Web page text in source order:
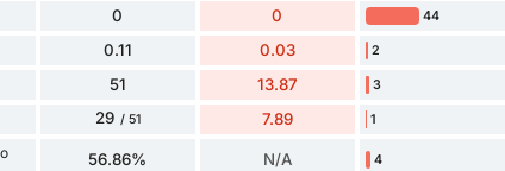
0 0 44
0.11 0.03 2
51 13.87 3
29 / 51 7.89 1
56.86% N/A 4